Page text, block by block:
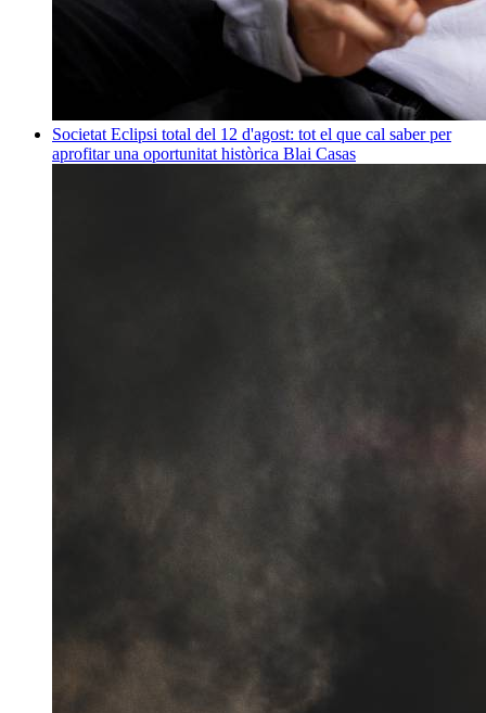
Societat Eclipsi total del 12 d'agost: tot el que cal saber per
aprofitar una oportunitat històrica Blai Casas